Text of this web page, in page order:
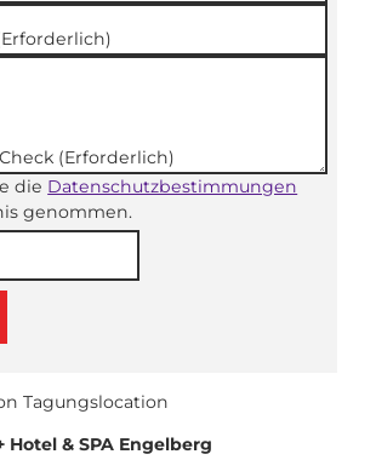
(Erforderlich)
die Datenschutzbestimmungen
genommen.
Tagungslocation
Hotel & SPA Engelberg